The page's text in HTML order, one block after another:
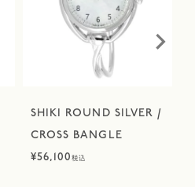
SHIKI ROUND SILVER /
CROSS BANGLE
¥56,100税込